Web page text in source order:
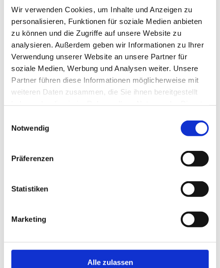
Wir verwenden Cookies, um Inhalte und Anzeigen zu
personalisieren, Funktionen für soziale Medien anbieten
zu können und die Zugriffe auf unsere Website zu
analysieren. Außerdem geben wir Informationen zu Ihrer
Verwendung unserer Website an unsere Partner für
soziale Medien, Werbung und Analysen weiter. Unsere
Partner führen diese Informationen möglicherweise mit
weiteren Daten zusammen, die Sie ihnen bereitgestellt
Notwendig
Präferenzen
Statistiken
Marketing
Alle zulassen
bloßem Namedropping begnügt, deren
Bedeutung für die Lebensstationen des Autors
sich dem nichtakademischen Leser kaum
erschließt. Außer dass deutlich wird, dass sich
Winkler immer als ein öffentlicher Lehrer
verstand, der auf das politische Geschehen
Einfluss nehmen wollte und fast jeder wichtigen
Person begegnete, die zu seiner Hochzeit etwas
Selbstschmeichelung gerne nachsehen, wenn
Veröffentlichungen blickt, von denen einige
historischen Selbstvergewisserung geworden
sind. Man hätte sich in diesem Buch, in dem
ziehen versucht, aber doch eine gründlichere
Auseinandersetzung mit den jüngsten